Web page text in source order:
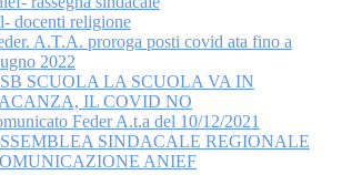
docenti religione
A.T.A. proroga posti covid ata fino a
2022
SCUOLA LA SCUOLA VA IN
IL COVID NO
Feder A.t.a del 10/12/2021
SINDACALE REGIONALE
ANIEF